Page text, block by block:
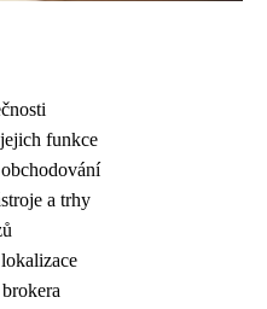
funkce
a trhy